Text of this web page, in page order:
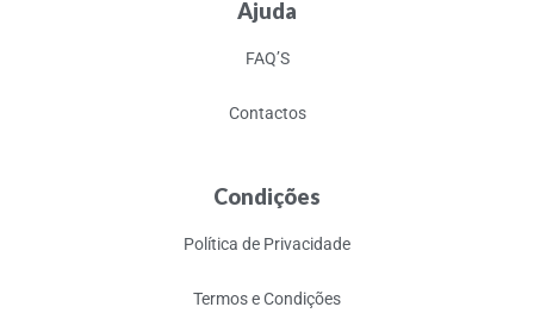
Ajuda
FAQ’S
Contactos
Condições
Política de Privacidade
Termos e Condições